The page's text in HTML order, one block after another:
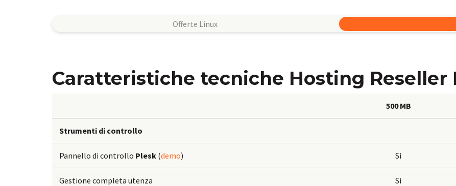
Offerte Linux
Caratteristiche tecniche Hosting Reseller
500 MB
Strumenti di controllo
Pannello di controllo Plesk (demo) Si
Gestione completa utenza Si